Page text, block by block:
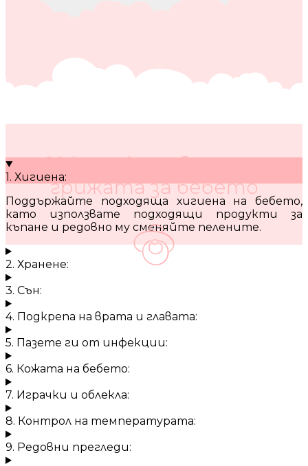
10 кратки съвета за
грижата за бебето
1. Хигиена:
Поддържайте подходяща хигиена на бебето,
като използвате подходящи продукти за
къпане и редовно му сменяйте пелените.
2. Хранене:
3. Сън:
4. Подкрепа на врата и главата:
5. Пазете ги от инфекции:
6. Кожата на бебето:
7. Играчки и облекла:
8. Контрол на температурата:
9. Редовни прегледи: